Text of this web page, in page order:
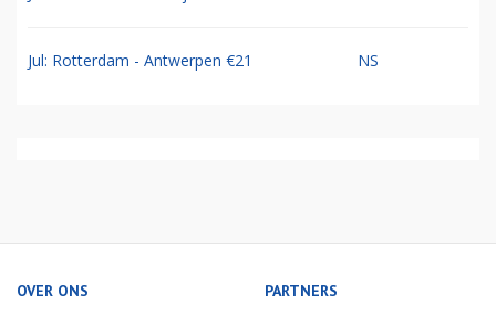
Jul: Rotterdam - Antwerpen €21 NS
OVER ONS PARTNERS